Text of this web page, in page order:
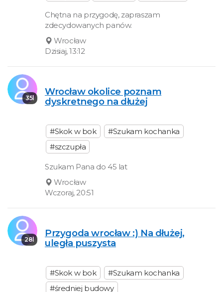
Chętna na przygodę, zapraszam
zdecydowanych panów.
Wrocław
Dzisiaj, 13:12
35l
Wrocław okolice poznam
dyskretnego na dłużej
#Skok w bok
#Szukam kochanka
#szczupła
Szukam Pana do 45 lat
Wrocław
Wczoraj, 20:51
28l
Przygoda wrocław :) Na dłużej,
uległa puszysta
#Skok w bok
#Szukam kochanka
#średniej budowy